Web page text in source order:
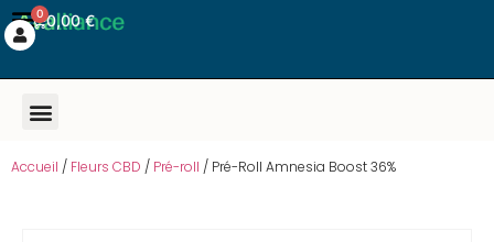
0,00€
0
Accueil / Fleurs CBD / Pré-roll / Pré-Roll Amnesia Boost 36%